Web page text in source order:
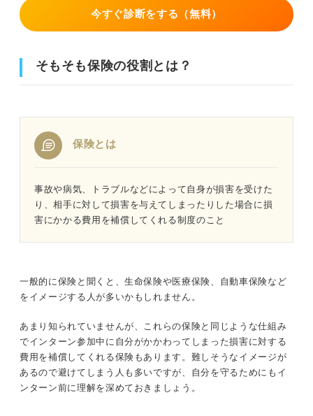
今すぐ診断をする（無料）
そもそも保険の役割とは？
保険とは
事故や病気、トラブルなどによって自身が損害を受けた
り、相手に対して損害を与えてしまったりした場合に損
害にかかる費用を補償してくれる制度のこと
一般的に保険と聞くと、生命保険や医療保険、自動車保険など
をイメージする人が多いかもしれません。
あまり知られていませんが、これらの保険と同じような仕組み
でインターン参加中に自分がかかわってしまった損害に対する
費用を補償してくれる保険もあります。難しそうなイメージが
あるので避けてしまう人も多いですが、自分を守るためにもイ
ンターン前に理解を深めておきましょう。